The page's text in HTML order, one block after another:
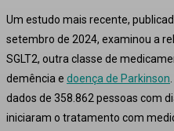
Um estudo mais recente,
setembro de 2024, examinou a
SGLT2, outra classe de
demência e doença de Parkinson
dados de 358.862 pessoas com
iniciaram o tratamento com